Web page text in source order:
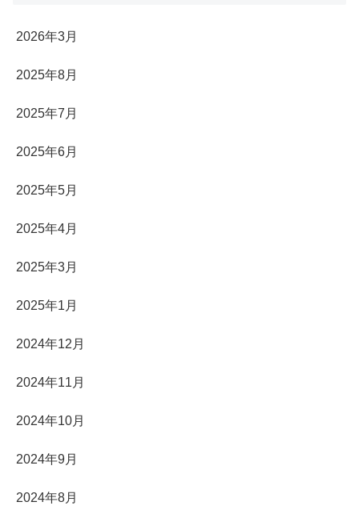
2026年3月
2025年8月
2025年7月
2025年6月
2025年5月
2025年4月
2025年3月
2025年1月
2024年12月
2024年11月
2024年10月
2024年9月
2024年8月